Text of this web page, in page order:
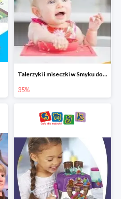
Talerzyki i miseczki w Smyku do -35%
35%